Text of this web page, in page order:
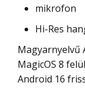
mikrofon
Hi-Res
Magyarnyelvű Android 14 rendszerrel jelent meg és
MagicOS 8
Android 16